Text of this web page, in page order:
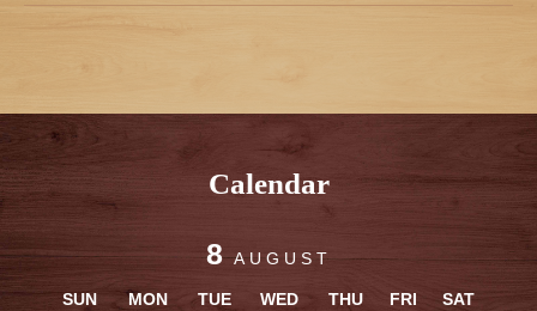
Calendar
8 AUGUST
SUN MON TUE WED THU FRI
SAT